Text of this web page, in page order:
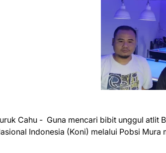
Cahu - Guna mencari bibit unggul atlit
Indonesia (Koni) melalui Pobsi Mura